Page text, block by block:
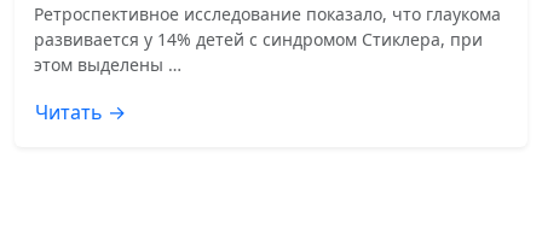
Ретроспективное исследование показало, что глаукома
развивается у 14% детей с синдромом Стиклера, при
этом выделены …
Читать →